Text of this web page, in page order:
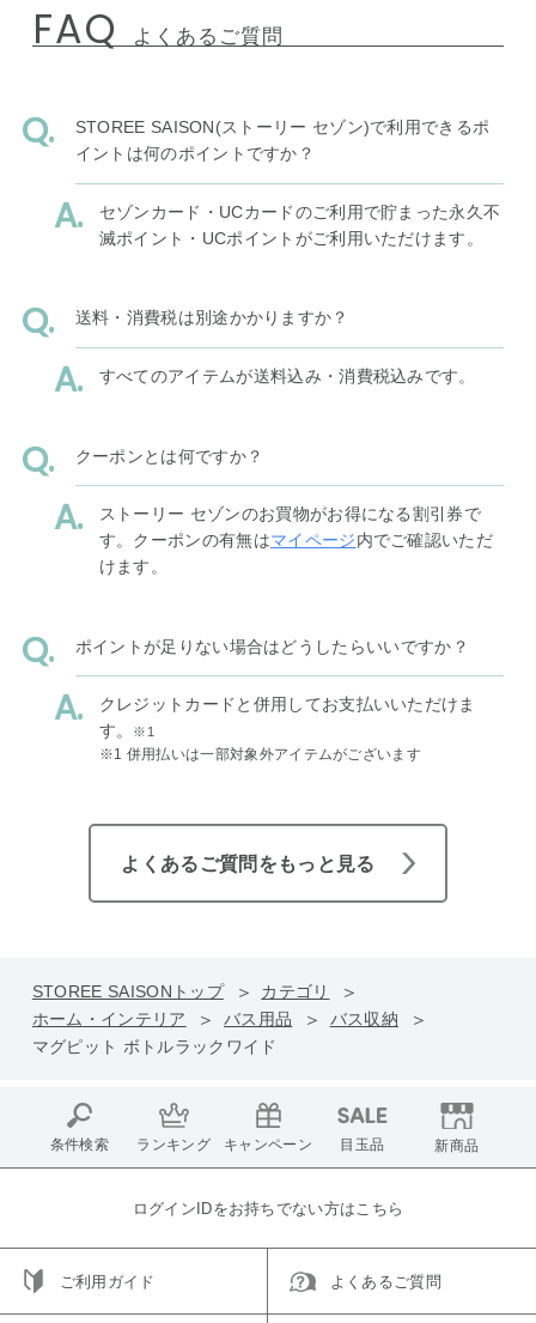
FAQ よくあるご質問
STOREE SAISON(ストーリー セゾン)で利用できるポ
イントは何のポイントですか？
セゾンカード・UCカードのご利用で貯まった永久不
滅ポイント・UCポイントがご利用いただけます。
送料・消費税は別途かかりますか？
すべてのアイテムが送料込み・消費税込みです。
クーポンとは何ですか？
ストーリー セゾンのお買物がお得になる割引券で
す。クーポンの有無はマイページ内でご確認いただ
けます。
ポイントが足りない場合はどうしたらいいですか？
クレジットカードと併用してお支払いいただけま
す。
※1
※1 併用払いは一部対象外アイテムがございます
よくあるご質問をもっと見る
STOREE SAISONトップ
カテゴリ
ホーム・インテリア
バス用品
バス収納
マグピット ボトルラックワイド
条件検索 ランキング キャンペーン 目玉品 新商品
ログインIDをお持ちでない方はこちら
ご利用ガイド よくあるご質問